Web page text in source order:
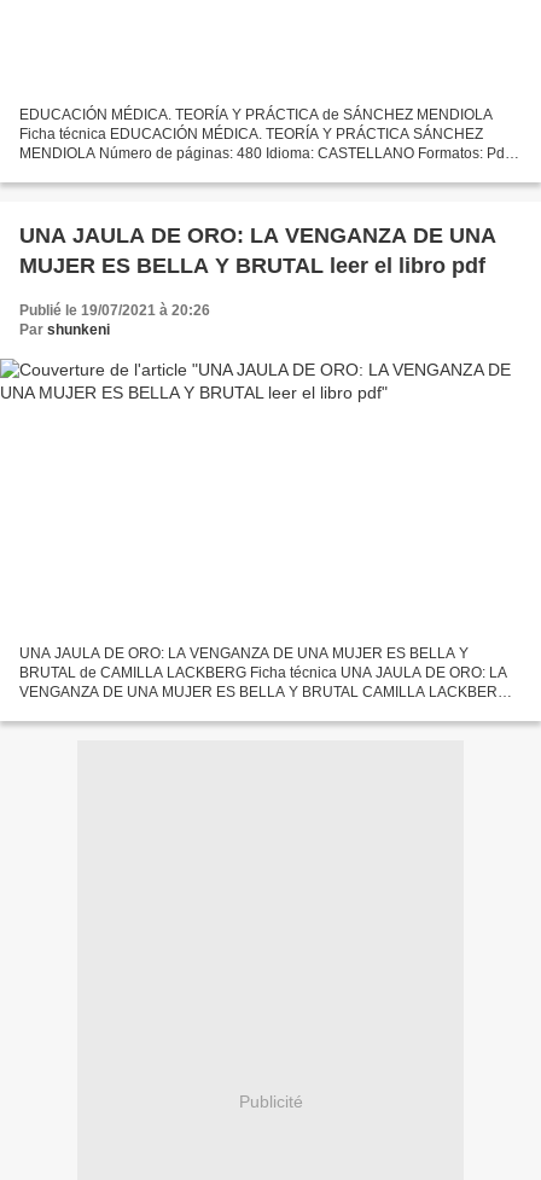
EDUCACIÓN MÉDICA. TEORÍA Y PRÁCTICA de SÁNCHEZ MENDIOLA
Ficha técnica EDUCACIÓN MÉDICA. TEORÍA Y PRÁCTICA SÁNCHEZ
MENDIOLA Número de páginas: 480 Idioma: CASTELLANO Formatos: Pdf,
Año...
UNA JAULA DE ORO: LA VENGANZA DE UNA
MUJER ES BELLA Y BRUTAL leer el libro pdf
Publié le 19/07/2021 à 20:26
Par shunkeni
UNA JAULA DE ORO: LA VENGANZA DE UNA MUJER ES BELLA Y
BRUTAL de CAMILLA LACKBERG Ficha técnica UNA JAULA DE ORO: LA
VENGANZA DE UNA MUJER ES BELLA Y BRUTAL CAMILLA LACKBERG
FB2 ISBN:...
Publicité